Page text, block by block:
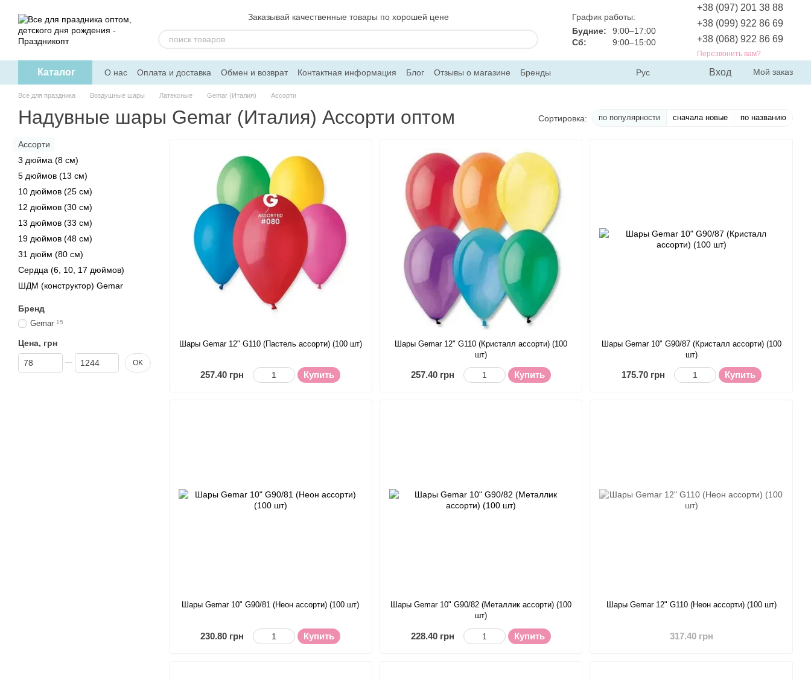
Заказывай качественные товары по хорошей цене
График работы:
Будние:
9:00–17:00
Сб:
9:00–15:00
+38 (097) 201 38 88
+38 (099) 922 86 69
+38 (068) 922 86 69
Перезвонить вам?
Каталог О нас Оплата и доставка Обмен и возврат Контактная информация Блог Отзывы о магазине
Бренды
Скидка на опт
Помощь
Рус Вход Мой заказ
Все для праздника Воздушные шары Латексные Gemar (Италия) Ассорти
Надувные шары Gemar (Италия) Ассорти оптом Сортировка: по популярности сначала новые по названию
Шары Gemar 12" G110 (Пастель ассорти) (100 шт)
257.40 грн Купить
Шары Gemar 12" G110 (Кристалл ассорти) (100
шт)
257.40 грн Купить
Шары Gemar 10" G90/87 (Кристалл ассорти) (100
шт)
175.70 грн Купить
Шары Gemar 10" G90/81 (Неон ассорти) (100 шт)
230.80 грн Купить
Шары Gemar 10" G90/82 (Металлик ассорти) (100
шт)
228.40 грн Купить
Шары Gemar 12" G110 (Неон ассорти) (100 шт)
317.40 грн
Ассорти
3 дюйма (8 см)
5 дюймов (13 см)
10 дюймов (25 см)
12 дюймов (30 см)
13 дюймов (33 см)
19 дюймов (48 см)
31 дюйм (80 см)
Сердца (6, 10, 17 дюймов)
ШДМ (конструктор) Gemar
Бренд
Gemar 15
Цена, грн
От Цена, грн
До Цена, грн OK